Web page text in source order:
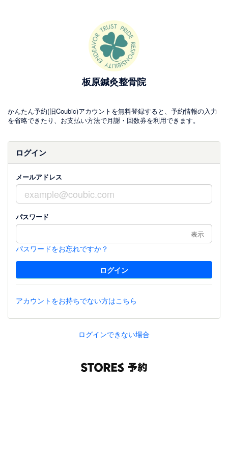
板原鍼灸整骨院
かんたん予約(旧Coubic)アカウントを無料登録すると、予約情報の入力
を省略できたり、お支払い方法で月謝・回数券を利用できます。
ログイン
メールアドレス
パスワード
表示
パスワードをお忘れですか？
アカウントをお持ちでない方はこちら
ログインできない場合